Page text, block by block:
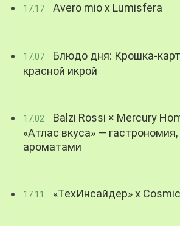
17:17 Avero mio x Lumisfera
17:07
Блюдо дня: Крошка-
красной икрой
17:02
Balzi Rossi × Mercury
«Атлас вкуса» —
ароматами
17:11 «ТехИнсайдер» х